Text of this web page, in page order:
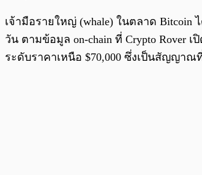
เจ้ามือรายใหญ่ (whale) ในตลาด Bitcoin
วัน ตามข้อมูล on-chain ที่ Crypto Rover
ระดับราคาเหนือ $70,000 ซึ่งเป็นสัญญา